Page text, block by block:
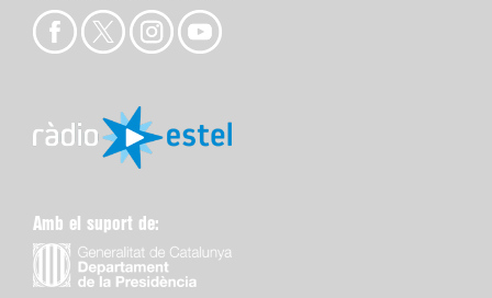
Amb el suport de: